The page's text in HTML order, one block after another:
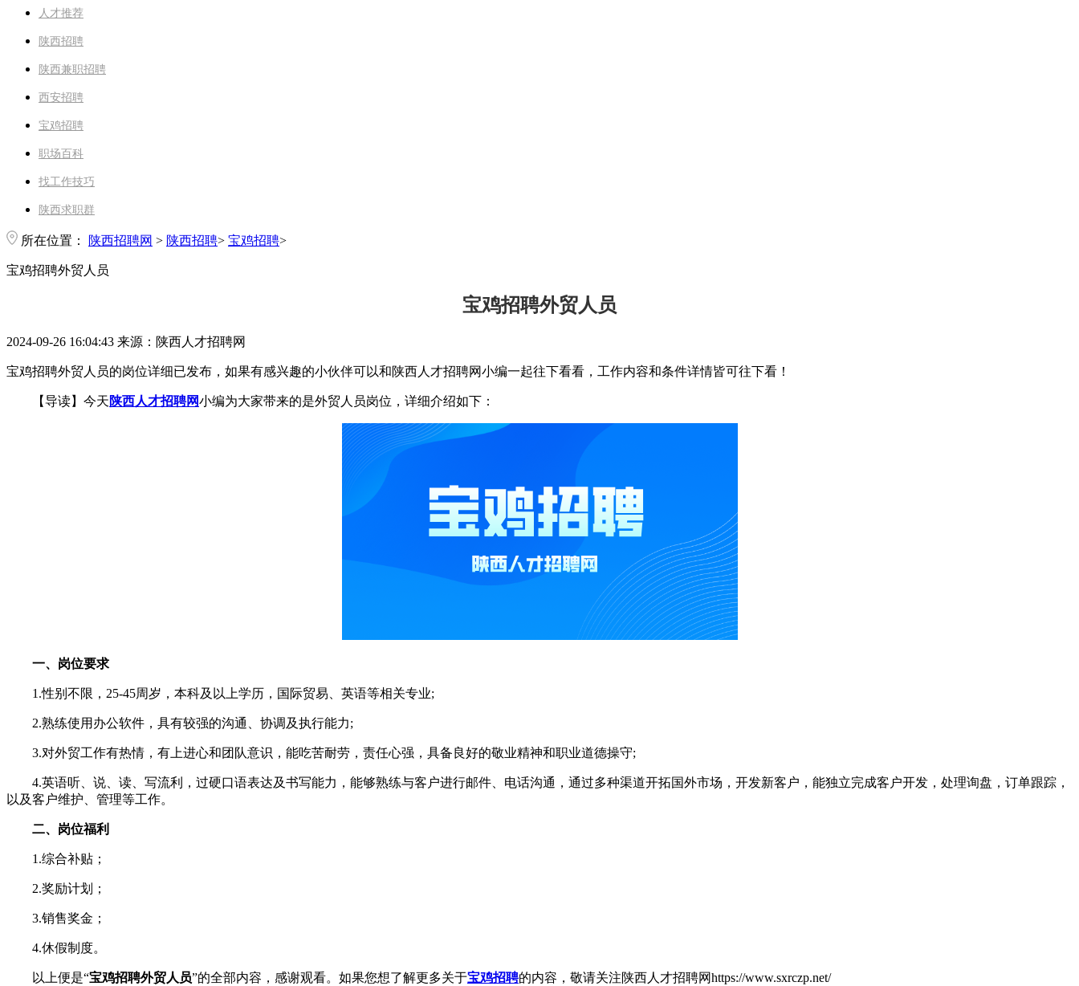
人才推荐
陕西招聘
陕西兼职招聘
西安招聘
宝鸡招聘
职场百科
找工作技巧
陕西求职群
所在位置： 陕西招聘网 > 陕西招聘> 宝鸡招聘>
宝鸡招聘外贸人员
宝鸡招聘外贸人员
2024-09-26 16:04:43 来源：陕西人才招聘网
宝鸡招聘外贸人员的岗位详细已发布，如果有感兴趣的小伙伴可以和陕西人才招聘网小编一起往下看看，工作内容和条件详情皆可往下看！
【导读】今天陕西人才招聘网小编为大家带来的是外贸人员岗位，详细介绍如下：
一、岗位要求
1.性别不限，25-45周岁，本科及以上学历，国际贸易、英语等相关专业;
2.熟练使用办公软件，具有较强的沟通、协调及执行能力;
3.对外贸工作有热情，有上进心和团队意识，能吃苦耐劳，责任心强，具备良好的敬业精神和职业道德操守;
4.英语听、说、读、写流利，过硬口语表达及书写能力，能够熟练与客户进行邮件、电话沟通，通过多种渠道开拓国外市场，开发新客户，能独立完成客户开发，处理询盘，订单跟踪，
以及客户维护、管理等工作。
二、岗位福利
1.综合补贴；
2.奖励计划；
3.销售奖金；
4.休假制度。
以上便是“宝鸡招聘外贸人员”的全部内容，感谢观看。如果您想了解更多关于宝鸡招聘的内容，敬请关注陕西人才招聘网https://www.sxrczp.net/